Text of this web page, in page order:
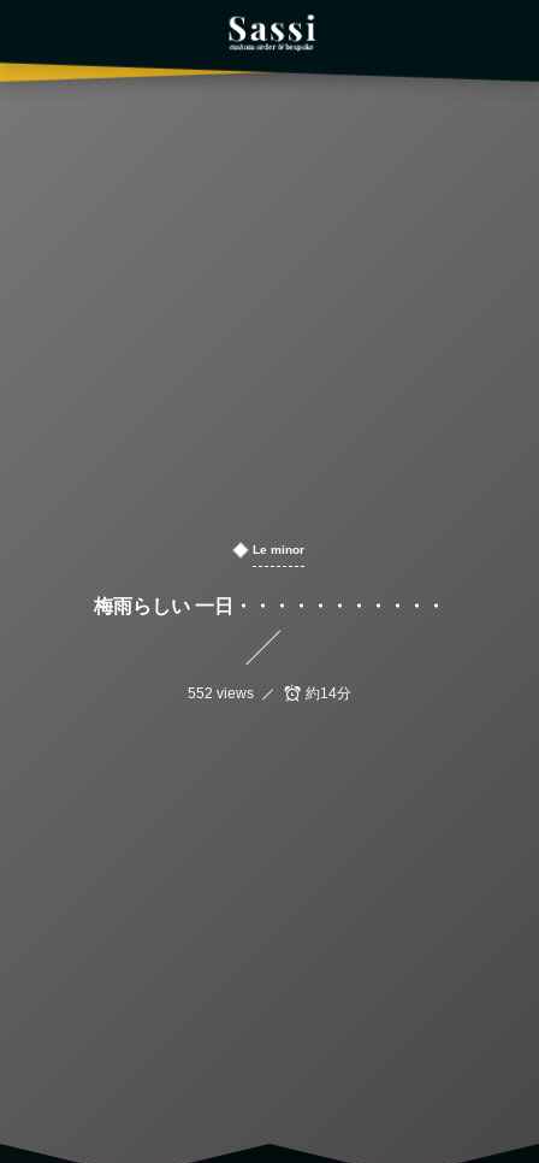
Le minor
梅雨らしい 一日・・・・・・・・・・・
552 views 約14分